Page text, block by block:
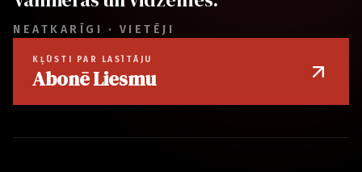
NEATKARĪGI · VIETĒJI
KĻŪSTI PAR LASĪTĀJU
Abonē Liesmu